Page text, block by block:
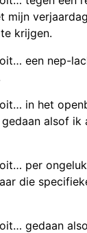
mijn
krijgen.
een nep-
in het
alsof ik
per
die
gedaan